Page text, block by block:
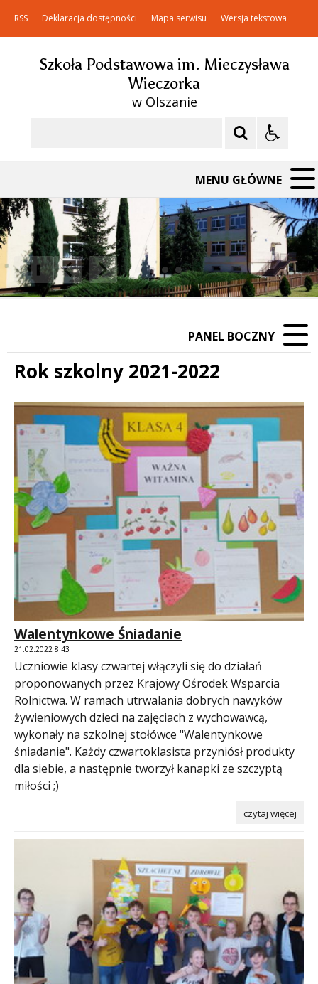
RSS Deklaracja dostępności Mapa serwisu Wersja tekstowa
Szkoła Podstawowa im. Mieczysława
Wieczorka
w Olszanie
MENU GŁÓWNE
Poprzedni Element
Następny Element
❚❚
PANEL BOCZNY
Rok szkolny 2021-2022
Treść
Walentynkowe Śniadanie
21.02.2022 8:43
Uczniowie klasy czwartej włączyli się do działań
proponowanych przez Krajowy Ośrodek Wsparcia
Rolnictwa. W ramach utrwalania dobrych nawyków
żywieniowych dzieci na zajęciach z wychowawcą,
wykonały na szkolnej stołówce "Walentynkowe
śniadanie". Każdy czwartoklasista przyniósł produkty
dla siebie, a następnie tworzył kanapki ze szczyptą
miłości ;)
czytaj więcej